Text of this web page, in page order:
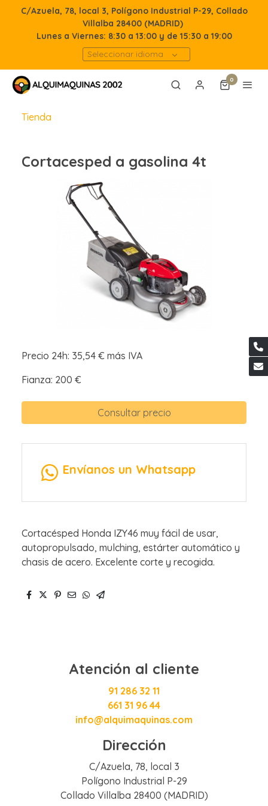
C/Azuela, 78, local 3, Polígono Industrial P-29, Collado
Villalba 28400 (MADRID)
Lunes a Viernes: 8:30 a 13:00 y de 15:30 a 19:00
Seleccionar idioma
0
Tienda
Cortacesped a gasolina 4t
Precio 24h: 35,54 € más IVA
Fianza: 200 €
Consultar precio
Envíanos un Whatsapp
Cortacésped Honda IZY46 muy fácil de usar,
autopropulsado, mulching, estárter automático y
chasis de acero. Excelente corte y recogida.
Atención al cliente
91 286 32 11
661 31 96 44
info@alquimaquinas.com
Dirección
C/Azuela, 78, local 3
Polígono Industrial P-29
Collado Villalba 28400 (MADRID)